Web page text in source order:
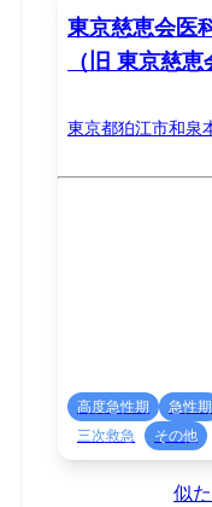
東京慈恵会医
（旧 東京慈
東京都狛江市和泉
高度急性期 急性期
三次救急
その他
似